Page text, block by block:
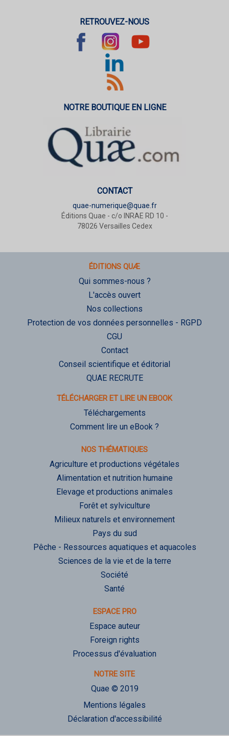
RETROUVEZ-NOUS
NOTRE BOUTIQUE EN LIGNE
CONTACT
quae-numerique@quae.fr
Éditions Quae - c/o INRAE RD 10 -
78026 Versailles Cedex
ÉDITIONS QUÆ
Qui sommes-nous ?
L'accès ouvert
Nos collections
Protection de vos données personnelles - RGPD
CGU
Contact
Conseil scientifique et éditorial
QUAE RECRUTE
TÉLÉCHARGER ET LIRE UN EBOOK
Téléchargements
Comment lire un eBook ?
NOS THÉMATIQUES
Agriculture et productions végétales
Alimentation et nutrition humaine
Elevage et productions animales
Forêt et sylviculture
Milieux naturels et environnement
Pays du sud
Pêche - Ressources aquatiques et aquacoles
Sciences de la vie et de la terre
Société
Santé
ESPACE PRO
Espace auteur
Foreign rights
Processus d'évaluation
NOTRE SITE
Quae © 2019
Mentions légales
Déclaration d'accessibilité